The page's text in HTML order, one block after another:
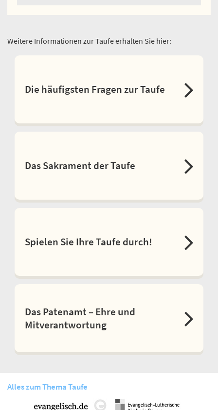
Weitere Informationen zur Taufe erhalten Sie hier:
Die häufigsten Fragen zur Taufe
Das Sakrament der Taufe
Spielen Sie Ihre Taufe durch!
Das Patenamt – Ehre und
Mitverantwortung
Alles zum Thema Taufe